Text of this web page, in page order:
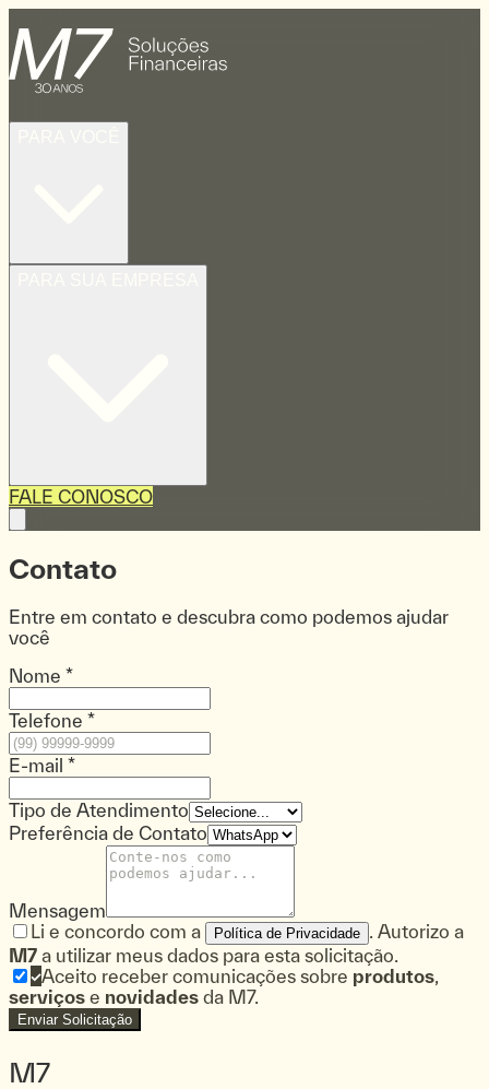
FALE CONOSCO
Contato
Entre em contato e descubra como podemos ajudar
você
Nome *
Telefone *
E-mail *
Tipo de Atendimento
Preferência de Contato
Mensagem
Li e concordo com a
Política de Privacidade . Autorizo a
M7 a utilizar meus dados para esta solicitação.
Aceito receber comunicações sobre produtos,
serviços e novidades da M7.
Enviar Solicitação
M7